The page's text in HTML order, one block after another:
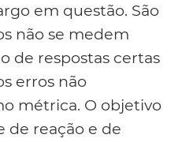
em questão. São
não se medem
de respostas certas
erros não
métrica. O objetivo
de reação e de